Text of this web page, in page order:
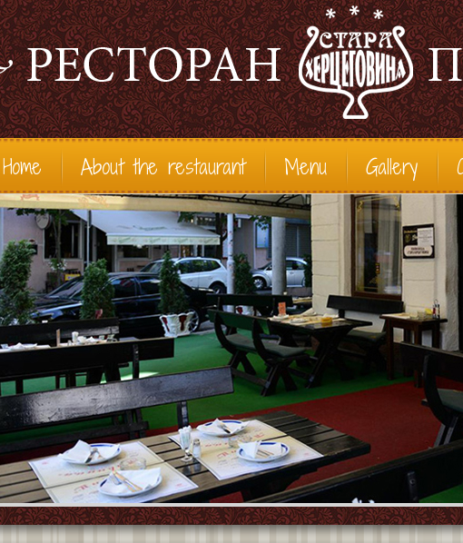
Home About the restaurant Menu Gallery